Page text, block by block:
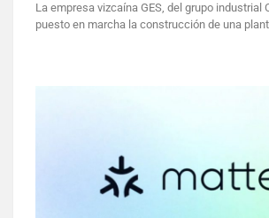
La empresa vizcaína GES, del grupo industrial
puesto en marcha la construcción de una